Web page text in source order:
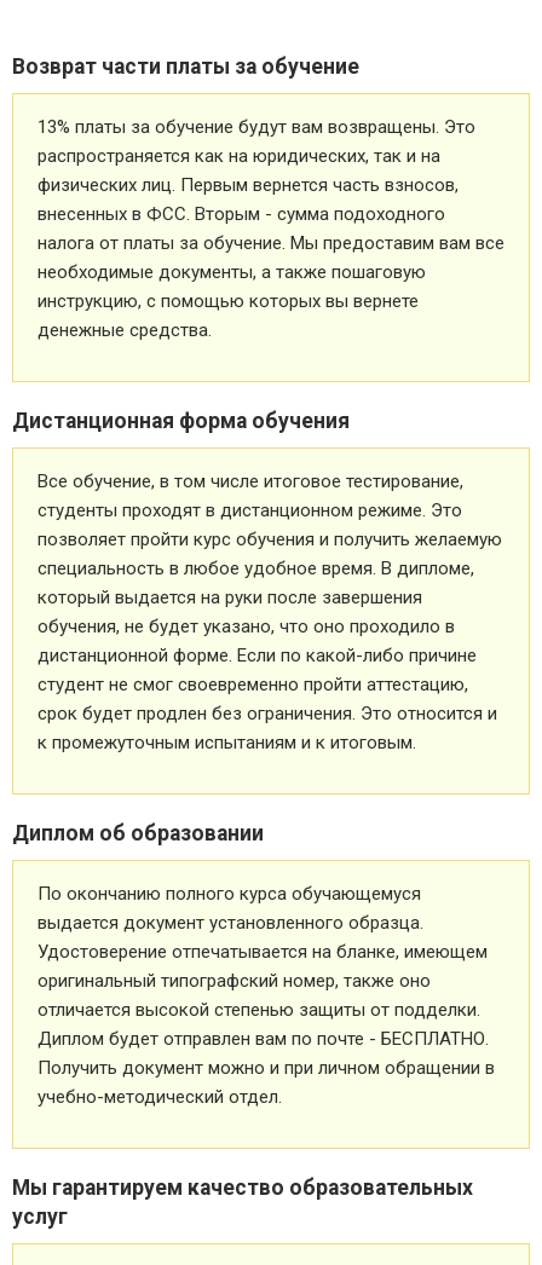
Возврат части платы за обучение
13% платы за обучение будут вам возвращены. Это
распространяется как на юридических, так и на
физических лиц. Первым вернется часть взносов,
внесенных в ФСС. Вторым - сумма подоходного
налога от платы за обучение. Мы предоставим вам все
необходимые документы, а также пошаговую
инструкцию, с помощью которых вы вернете
денежные средства.
Дистанционная форма обучения
Все обучение, в том числе итоговое тестирование,
студенты проходят в дистанционном режиме. Это
позволяет пройти курс обучения и получить желаемую
специальность в любое удобное время. В дипломе,
который выдается на руки после завершения
обучения, не будет указано, что оно проходило в
дистанционной форме. Если по какой-либо причине
студент не смог своевременно пройти аттестацию,
срок будет продлен без ограничения. Это относится и
к промежуточным испытаниям и к итоговым.
Диплом об образовании
По окончанию полного курса обучающемуся
выдается документ установленного образца.
Удостоверение отпечатывается на бланке, имеющем
оригинальный типографский номер, также оно
отличается высокой степенью защиты от подделки.
Диплом будет отправлен вам по почте - БЕСПЛАТНО.
Получить документ можно и при личном обращении в
учебно-методический отдел.
Мы гарантируем качество образовательных
услуг